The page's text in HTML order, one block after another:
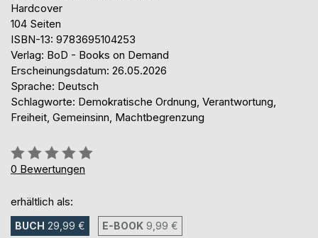
Hardcover
104 Seiten
ISBN-13: 9783695104253
Verlag: BoD - Books on Demand
Erscheinungsdatum: 26.05.2026
Sprache: Deutsch
Schlagworte: Demokratische Ordnung, Verantwortung,
Freiheit, Gemeinsinn, Machtbegrenzung
Bewertung::
0%
0 Bewertungen
erhältlich als:
BUCH 29,99 € E-BOOK 9,99 €